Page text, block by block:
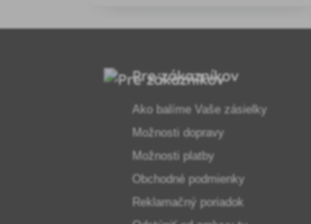
Pre zákazníkov
Ako balíme Vaše zásielky
Možnosti dopravy
Možnosti platby
Obchodné podmienky
Reklamačný poriadok